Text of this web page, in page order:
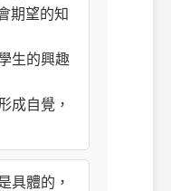
期望的知
生的興趣
成自覺，
具體的，